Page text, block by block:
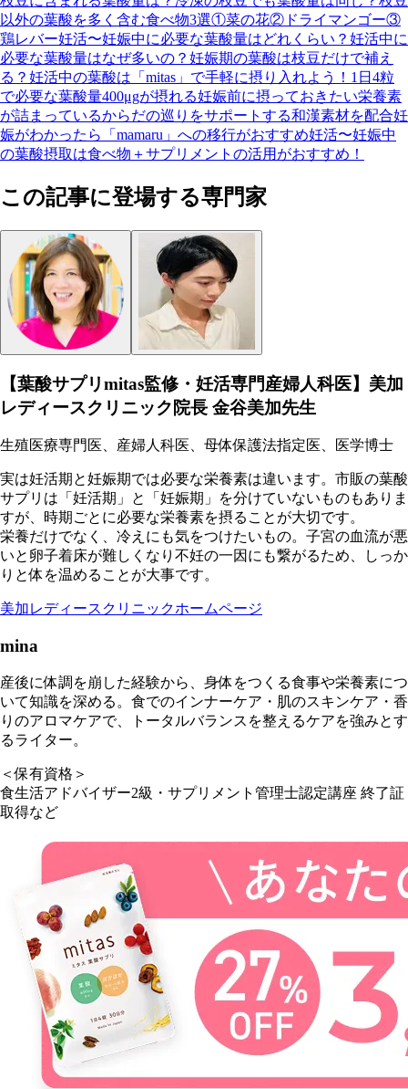
以外の葉酸を多く含む食べ物3選①菜の花②ドライマンゴー③
鶏レバー妊活〜妊娠中に必要な葉酸量はどれくらい？ 妊活中に
必要な葉酸量はなぜ多いの？ 妊娠期の葉酸は枝豆だけで補え
る？ 妊活中の葉酸は「mitas」で手軽に摂り入れよう！ 1日4粒
で必要な葉酸量400μgが摂れる妊娠前に摂っておきたい栄養素
が詰まっているからだの巡りをサポートする和漢素材を配合妊
娠がわかったら「mamaru」への移行がおすすめ妊活〜妊娠中
の葉酸摂取は食べ物＋サプリメントの活用がおすすめ！
この記事に登場する専門家
【葉酸サプリmitas監修・妊活専門産婦人科医】美加
レディースクリニック院長 金谷美加先生
生殖医療専門医、産婦人科医、母体保護法指定医、医学博士
実は妊活期と妊娠期では必要な栄養素は違います。市販の葉酸
サプリは「妊活期」と「妊娠期」を分けていないものもありま
すが、時期ごとに必要な栄養素を摂ることが大切です。
栄養だけでなく、冷えにも気をつけたいもの。子宮の血流が悪
いと卵子着床が難しくなり不妊の一因にも繋がるため、しっか
りと体を温めることが大事です。
美加レディースクリニックホームページ
mina
産後に体調を崩した経験から、身体をつくる食事や栄養素につ
いて知識を深める。食でのインナーケア・肌のスキンケア・香
りのアロマケアで、トータルバランスを整えるケアを強みとす
るライター。
＜保有資格＞
食生活アドバイザー2級・サプリメント管理士認定講座 終了証
取得など